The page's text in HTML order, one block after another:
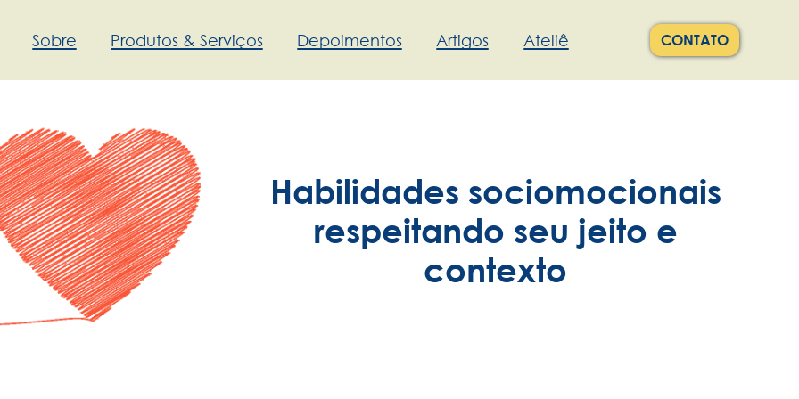
Sobre Produtos & Serviços Depoimentos Artigos Ateliê CONTATO
Habilidades sociomocionais
respeitando seu jeito e
contexto